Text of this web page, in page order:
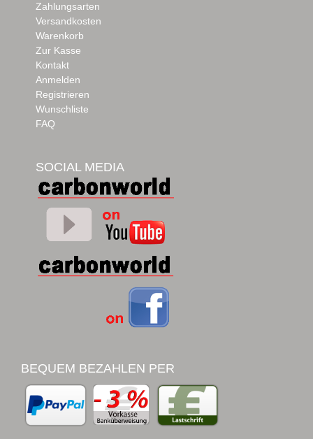
Zahlungsarten
Versandkosten
Warenkorb
Zur Kasse
Kontakt
Anmelden
Registrieren
Wunschliste
FAQ
SOCIAL MEDIA
BEQUEM BEZAHLEN PER